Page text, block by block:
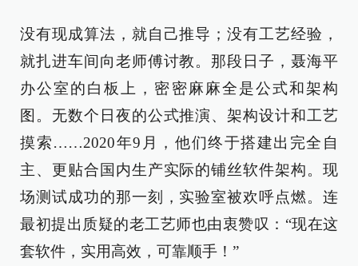
没有现成算法，就自己推导；没有工艺经验，
就扎进车间向老师傅讨教。那段日子，聂海平
办公室的白板上，密密麻麻全是公式和架构
图。无数个日夜的公式推演、架构设计和工艺
摸索……2020年9月，他们终于搭建出完全自
主、更贴合国内生产实际的铺丝软件架构。现
场测试成功的那一刻，实验室被欢呼点燃。连
最初提出质疑的老工艺师也由衷赞叹：“现在这
套软件，实用高效，可靠顺手！”